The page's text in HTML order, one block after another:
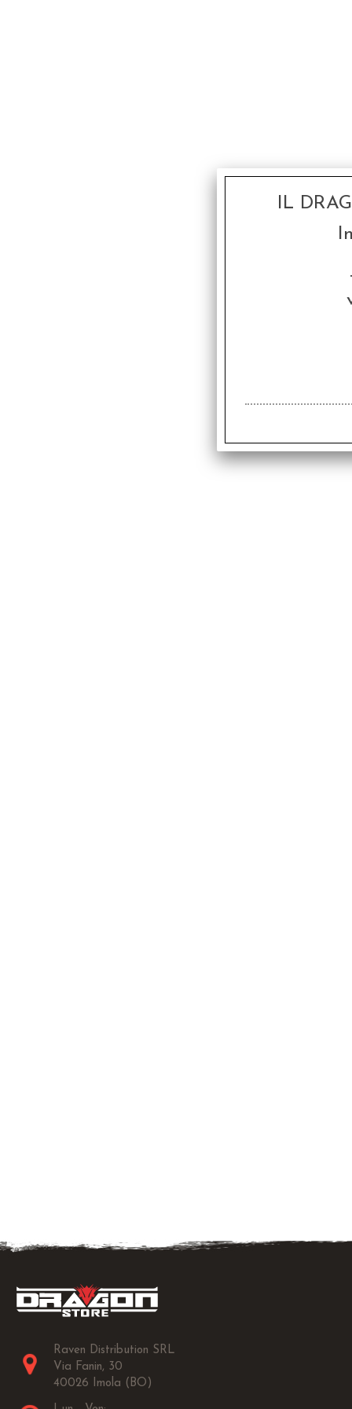
Raven Distribution SRL
Via Fanin, 30
40026 Imola (BO)
IL